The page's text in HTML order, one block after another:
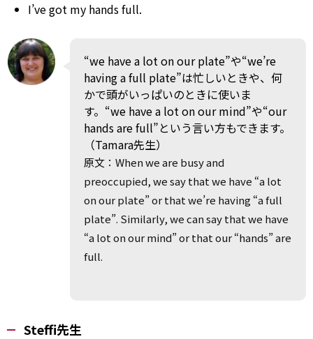
I’ve got my hands full.
“we have a lot on our plate”や“we’re
having a full plate”は忙しいときや、何
かで頭がいっぱいのときに使いま
す。“we have a lot on our mind”や“our
hands are full”という言い方もできます。
（Tamara先生）
原文：When we are busy and
preoccupied, we say that we have “a lot
on our plate” or that we’re having “a full
plate”. Similarly, we can say that we have
“a lot on our mind” or that our “hands” are
full.
Steffi先生